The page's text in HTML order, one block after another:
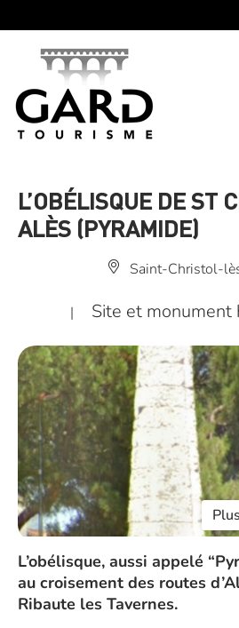
L’OBÉLISQUE DE ST
ALÈS (PYRAMIDE)
Saint-Christol-
| Site et monument
L’obélisque, aussi appelé
au croisement des routes
Ribaute les Tavernes.